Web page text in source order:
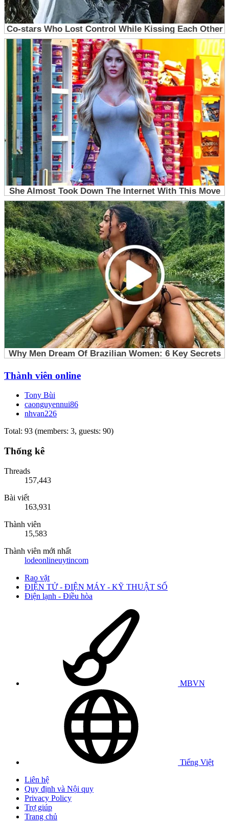
Thành viên online
Tony Bùi
caonguyennui86
nhvan226
Total: 93 (members: 3, guests: 90)
Thống kê
Threads
157,443
Bài viết
163,931
Thành viên
15,583
Thành viên mới nhất
lodeonlineuytincom
Rao vặt
ĐIỆN TỬ - ĐIỆN MÁY - KỸ THUẬT SỐ
Điện lạnh - Điều hòa
MBVN
Tiếng Việt
Liên hệ
Quy định và Nội quy
Privacy Policy
Trợ giúp
Trang chủ